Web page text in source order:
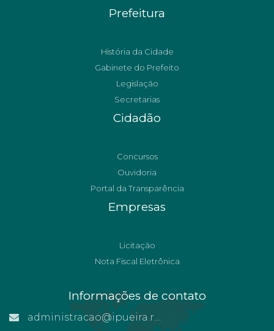
Prefeitura
História da Cidade
Gabinete do Prefeito
Legislação
Secretarias
Cidadão
Concursos
Ouvidoria
Portal da Transparência
Empresas
Licitação
Nota Fiscal Eletrônica
Informações de contato
administracao@ipueira.rn.gov.br